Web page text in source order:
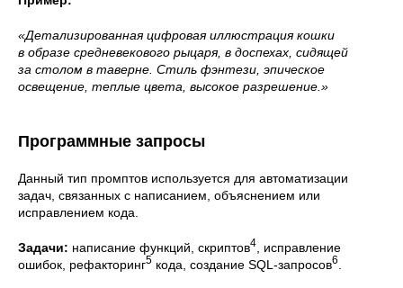
«Детализированная цифровая иллюстрация кошки
в образе средневекового рыцаря, в доспехах, сидящей
за столом в таверне. Стиль фэнтези, эпическое
освещение, теплые цвета, высокое разрешение.»
Программные запросы
Данный тип промптов используется для автоматизации
задач, связанных с написанием, объяснением или
исправлением кода.
Задачи: написание функций, скриптов4, исправление
ошибок, рефакторинг5 кода, создание SQL-запросов6.